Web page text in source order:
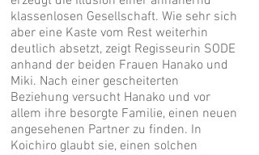
klassenlosen Gesellschaft. Wie sehr sich
aber eine Kaste vom Rest weiterhin
deutlich absetzt, zeigt Regisseurin SODE
anhand der beiden Frauen Hanako und
Miki. Nach einer gescheiterten
Beziehung versucht Hanako und vor
allem ihre besorgte Familie, einen neuen
angesehenen Partner zu finden. In
Koichiro glaubt sie, einen solchen